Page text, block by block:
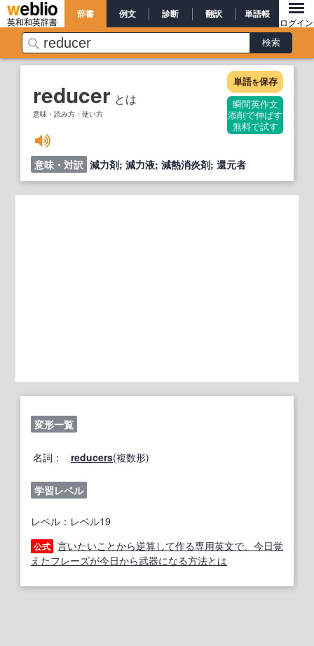
英和和英辞書
辞書 例文 診断 翻訳 単語帳
ログイン
reducer とは
意味・読み方・使い方
単語を保存
瞬間英作文
添削で伸ばす
無料で試す
意味・対訳 減力剤; 減力液; 減熱消炎剤; 還元者
変形一覧
名詞： reducers(複数形)
学習レベル
レベル：レベル19
公式 言いたいことから逆算して作る専用英文で、今日覚
えたフレーズが今日から武器になる方法とは